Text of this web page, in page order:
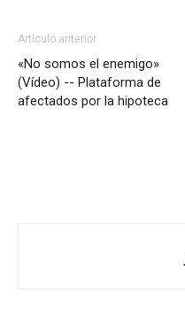
Artículo anterior
«No somos el enemigo»
(Vídeo) -- Plataforma de
afectados por la hipoteca